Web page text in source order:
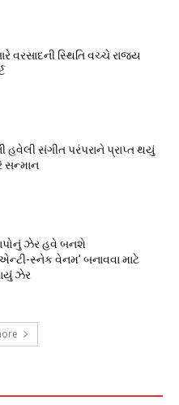
વરસાદની સ્થિતિ વચ્ચે રાજ્ય
હવેલી સંગીત પરંપરાને પ્રાપ્ત થયું
સન્માન
ઝેર હવે બનશે
સ્નેક વેનમ’ બનાવવા માટે
ઝેર